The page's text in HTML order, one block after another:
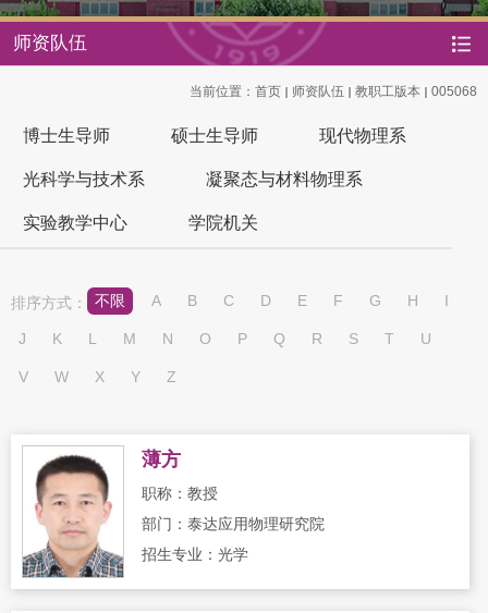
师资队伍
当前位置： 首页 师资队伍 教职工版本 005068
博士生导师 硕士生导师 现代物理系
光科学与技术系 凝聚态与材料物理系
实验教学中心 学院机关
排序方式： 不限 A B C D E F G H I
J K L M N O P Q R S T U
V W X Y Z
薄方
职称：教授
部门：泰达应用物理研究院
招生专业：光学